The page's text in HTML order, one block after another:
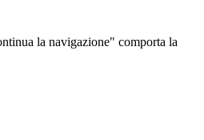
la navigazione" comporta la